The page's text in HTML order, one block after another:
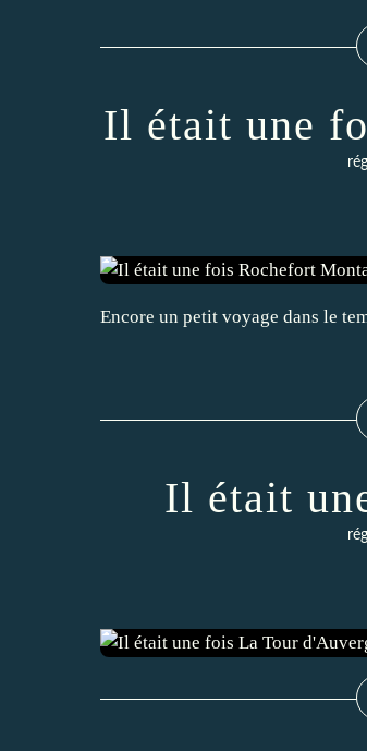
Il était une
Encore un petit voyage dans le
Il était